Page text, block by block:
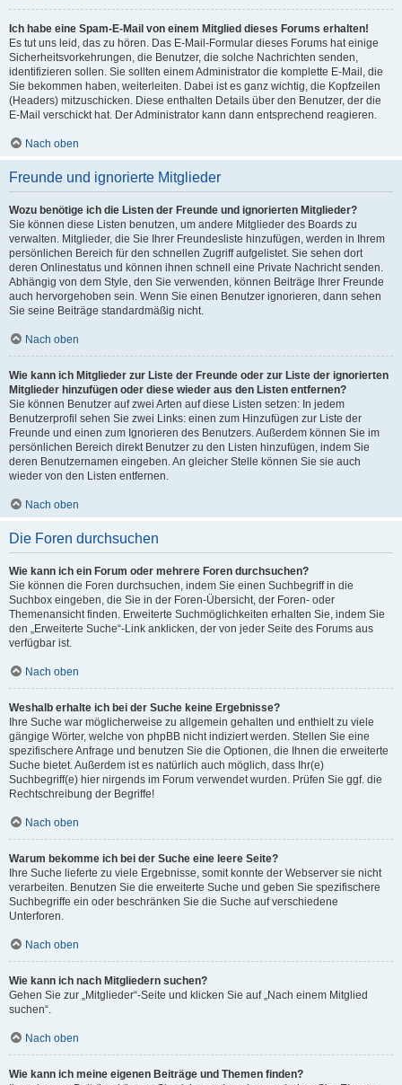
Ich habe eine Spam-E-Mail von einem Mitglied dieses Forums erhalten!
Es tut uns leid, das zu hören. Das E-Mail-Formular dieses Forums hat einige
Sicherheitsvorkehrungen, die Benutzer, die solche Nachrichten senden,
identifizieren sollen. Sie sollten einem Administrator die komplette E-Mail, die
Sie bekommen haben, weiterleiten. Dabei ist es ganz wichtig, die Kopfzeilen
(Headers) mitzuschicken. Diese enthalten Details über den Benutzer, der die
E-Mail verschickt hat. Der Administrator kann dann entsprechend reagieren.
Nach oben
Freunde und ignorierte Mitglieder
Wozu benötige ich die Listen der Freunde und ignorierten Mitglieder?
Sie können diese Listen benutzen, um andere Mitglieder des Boards zu
verwalten. Mitglieder, die Sie Ihrer Freundesliste hinzufügen, werden in Ihrem
persönlichen Bereich für den schnellen Zugriff aufgelistet. Sie sehen dort
deren Onlinestatus und können ihnen schnell eine Private Nachricht senden.
Abhängig von dem Style, den Sie verwenden, können Beiträge Ihrer Freunde
auch hervorgehoben sein. Wenn Sie einen Benutzer ignorieren, dann sehen
Sie seine Beiträge standardmäßig nicht.
Nach oben
Wie kann ich Mitglieder zur Liste der Freunde oder zur Liste der ignorierten
Mitglieder hinzufügen oder diese wieder aus den Listen entfernen?
Sie können Benutzer auf zwei Arten auf diese Listen setzen: In jedem
Benutzerprofil sehen Sie zwei Links: einen zum Hinzufügen zur Liste der
Freunde und einen zum Ignorieren des Benutzers. Außerdem können Sie im
persönlichen Bereich direkt Benutzer zu den Listen hinzufügen, indem Sie
deren Benutzernamen eingeben. An gleicher Stelle können Sie sie auch
wieder von den Listen entfernen.
Nach oben
Die Foren durchsuchen
Wie kann ich ein Forum oder mehrere Foren durchsuchen?
Sie können die Foren durchsuchen, indem Sie einen Suchbegriff in die
Suchbox eingeben, die Sie in der Foren-Übersicht, der Foren- oder
Themenansicht finden. Erweiterte Suchmöglichkeiten erhalten Sie, indem Sie
den „Erweiterte Suche“-Link anklicken, der von jeder Seite des Forums aus
verfügbar ist.
Nach oben
Weshalb erhalte ich bei der Suche keine Ergebnisse?
Ihre Suche war möglicherweise zu allgemein gehalten und enthielt zu viele
gängige Wörter, welche von phpBB nicht indiziert werden. Stellen Sie eine
spezifischere Anfrage und benutzen Sie die Optionen, die Ihnen die erweiterte
Suche bietet. Außerdem ist es natürlich auch möglich, dass Ihr(e)
Suchbegriff(e) hier nirgends im Forum verwendet wurden. Prüfen Sie ggf. die
Rechtschreibung der Begriffe!
Nach oben
Warum bekomme ich bei der Suche eine leere Seite?
Ihre Suche lieferte zu viele Ergebnisse, somit konnte der Webserver sie nicht
verarbeiten. Benutzen Sie die erweiterte Suche und geben Sie spezifischere
Suchbegriffe ein oder beschränken Sie die Suche auf verschiedene
Unterforen.
Nach oben
Wie kann ich nach Mitgliedern suchen?
Gehen Sie zur „Mitglieder“-Seite und klicken Sie auf „Nach einem Mitglied
suchen“.
Nach oben
Wie kann ich meine eigenen Beiträge und Themen finden?